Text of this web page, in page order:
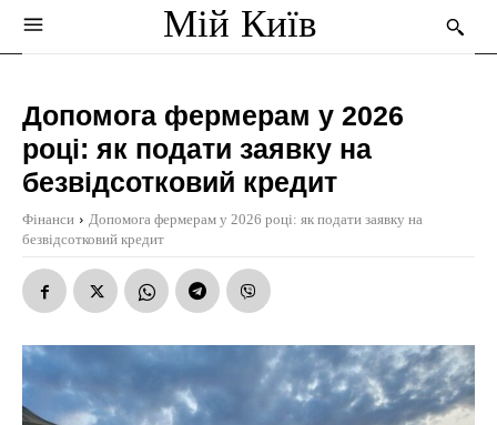
Мій Київ
Допомога фермерам у 2026
році: як подати заявку на
безвідсотковий кредит
Фінанси
Допомога фермерам у 2026 році: як подати заявку на
безвідсотковий кредит